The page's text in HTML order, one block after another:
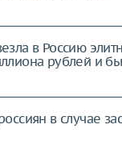
в Россию
рублей и
в случае